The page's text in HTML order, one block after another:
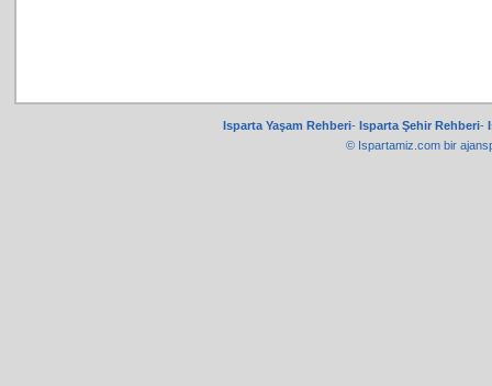
Isparta Yaşam Rehberi- Isparta Şehir Rehberi-
© Ispartamiz.com bir